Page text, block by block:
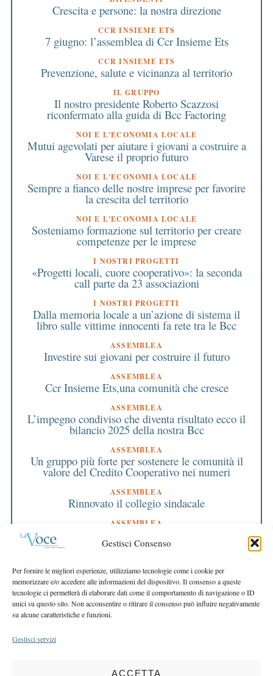
Gestisci Consenso
Per fornire le migliori esperienze, utilizziamo tecnologie come i cookie per
memorizzare e/o accedere alle informazioni del dispositivo. Il consenso a queste
tecnologie ci permetterà di elaborare dati come il comportamento di navigazione o ID
unici su questo sito. Non acconsentire o ritirare il consenso può influire negativamente
su alcune caratteristiche e funzioni.
Gestisci servizi
ACCETTA
Crescita e persone: la nostra direzione
CCR INSIEME ETS
7 giugno: l’assemblea di Ccr Insieme Ets
CCR INSIEME ETS
Prevenzione, salute e vicinanza al territorio
IL GRUPPO
Il nostro presidente Roberto Scazzosi
riconfermato alla guida di Bcc Factoring
NOI E L'ECONOMIA LOCALE
Mutui agevolati per aiutare i giovani a costruire a
Varese il proprio futuro
NOI E L'ECONOMIA LOCALE
Sempre a fianco delle nostre imprese per favorire
la crescita del territorio
NOI E L'ECONOMIA LOCALE
Sosteniamo formazione sul territorio per creare
competenze per le imprese
I NOSTRI PROGETTI
«Progetti locali, cuore cooperativo»: la seconda
call parte da 23 associazioni
I NOSTRI PROGETTI
Dalla memoria locale a un’azione di sistema il
libro sulle vittime innocenti fa rete tra le Bcc
ASSEMBLEA
Investire sui giovani per costruire il futuro
ASSEMBLEA
Ccr Insieme Ets,una comunità che cresce
ASSEMBLEA
L’impegno condiviso che diventa risultato ecco il
bilancio 2025 della nostra Bcc
ASSEMBLEA
Un gruppo più forte per sostenere le comunità il
valore del Credito Cooperativo nei numeri
ASSEMBLEA
Rinnovato il collegio sindacale
ASSEMBLEA
Bilancio approvato all’unanimità e 2 milioni
destinati al territorio
EDITORIALE DIRETTORE
Crescere restando riconoscibili
EDITORIALE PRESIDENTE
Costruire futuro insieme
COPYRIGHT 2025 LA VOCE |PRIVACY